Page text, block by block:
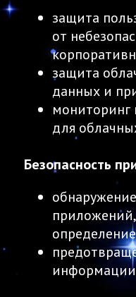
защита
от
защита
данных и
мониторинг
для
Безопасность